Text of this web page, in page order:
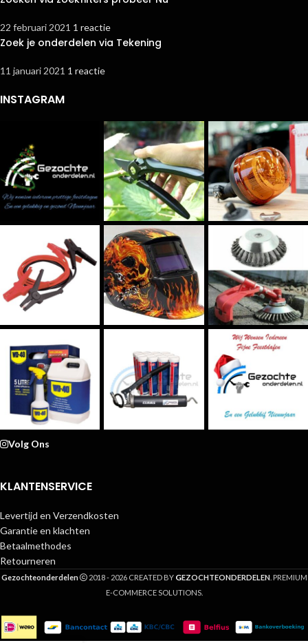
22 februari 2021 1 reactie
Zoek je onderdelen via Tekening
11 januari 2021 1 reactie
INSTAGRAM
Volg Ons
KLANTENSERVICE
Levertijd en Verzendkosten
Garantie en klachten
Betaalmethodes
Retourneren
Gezochteonderdelen 2018 - 2026 CREATED BY GEZOCHTEONDERDELEN. PREMIUM
E-COMMERCE SOLUTIONS.